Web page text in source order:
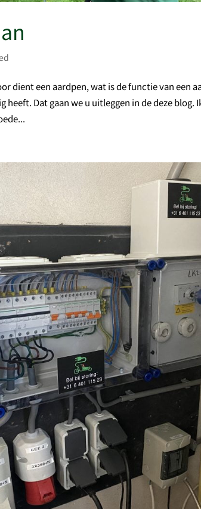
dient een aardpen, wat is de functie van een
heeft. Dat gaan we u uitleggen in de deze blog.